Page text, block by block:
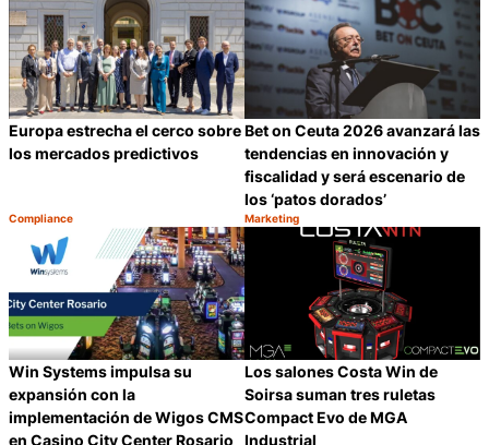
Europa estrecha el cerco sobre
los mercados predictivos
Categoría:
Compliance
Compartir
Bet on Ceuta 2026 avanzará las
tendencias en innovación y
fiscalidad y será escenario de
los ‘patos dorados’
Categoría:
Marketing
Win Systems impulsa su
expansión con la
implementación de Wigos CMS
en Casino City Center Rosario
Los salones Costa Win de
Soirsa suman tres ruletas
Compact Evo de MGA
Industrial